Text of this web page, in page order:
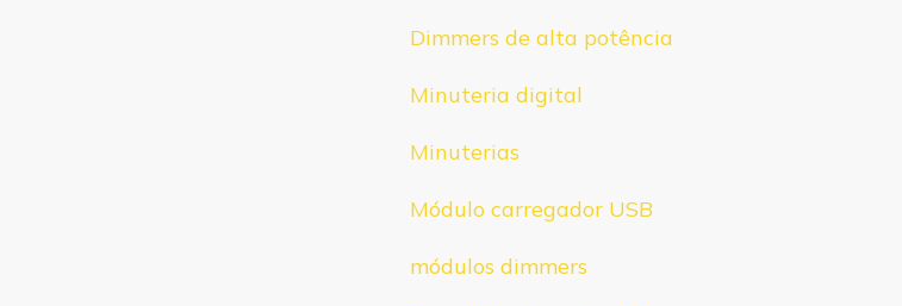
Dimmers de alta potência
Minuteria digital
Minuterias
Módulo carregador USB
módulos dimmers